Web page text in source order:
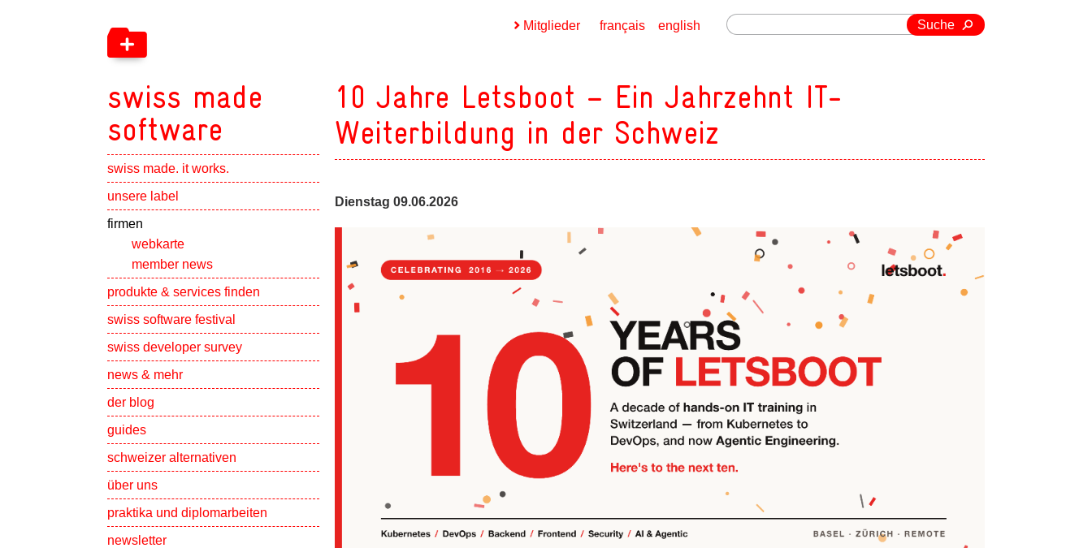
swiss made
software
swiss made. it works.
unsere label
firmen
webkarte
member news
produkte & services finden
Show subpages
swiss software festival
swiss developer survey
news & mehr
der blog
guides
schweizer alternativen
über uns
praktika und diplomarbeiten
newsletter
Suche
english
français
Mitglieder
10 Jahre Letsboot – Ein Jahrzehnt IT-
Weiterbildung in der Schweiz
Dienstag 09.06.2026